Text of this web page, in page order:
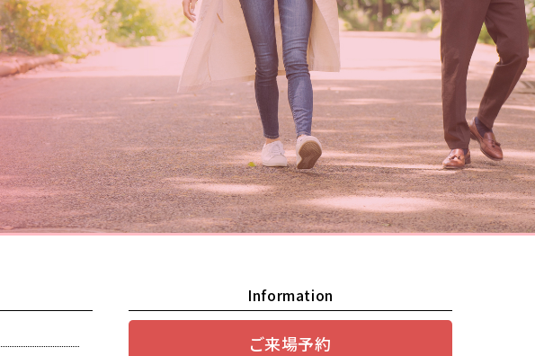
Information
ご来場予約